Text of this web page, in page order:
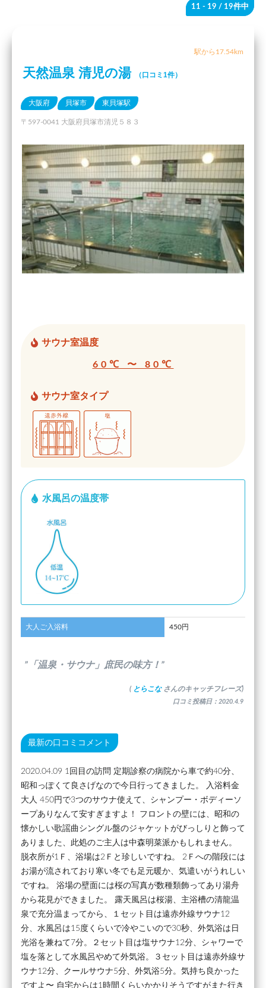
11 - 19 / 19件中
駅から17.54km
天然温泉 清児の湯 （口コミ1件）
大阪府 貝塚市 東貝塚駅
〒597-0041 大阪府貝塚市清児５８３
サウナ室温度
60℃ 〜 80℃
サウナ室タイプ
水風呂の温度帯
大人ご入浴料 450円
”「温泉・サウナ」庶民の味方！”
( とらこな さんのキャッチフレーズ)
口コミ投稿日：2020.4.9
最新の口コミコメント
2020.04.09 1回目の訪問 定期診察の病院から車で約40分、
昭和っぽくて良さげなので今日行ってきました。 入浴料金
大人 450円で3つのサウナ使えて、シャンプー・ボディーソ
ープありなんて安すぎますよ！ フロントの壁には、昭和の
懐かしい歌謡曲シングル盤のジャケットがびっしりと飾って
ありました、此処のご主人は中森明菜派かもしれません。
脱衣所が1Ｆ、浴場は2Ｆと珍しいですね。 2Ｆへの階段には
お湯が流されており寒い冬でも足元暖か、気遣いがうれしい
ですね。 浴場の壁面には桜の写真が数種類飾ってあり湯舟
から花見ができました。 露天風呂は桜湯、主浴槽の清龍温
泉で充分温まってから、１セット目は遠赤外線サウナ12
分、水風呂は15度くらいで冷やこいので30秒、外気浴は日
光浴を兼ねて7分。２セット目は塩サウナ12分、シャワーで
塩を落として水風呂やめて外気浴。３セット目は遠赤外線サ
ウナ12分、クールサウナ5分、外気浴5分。気持ち良かった
ですよ〜 自宅からは1時間くらいかかりそうですがまた行き